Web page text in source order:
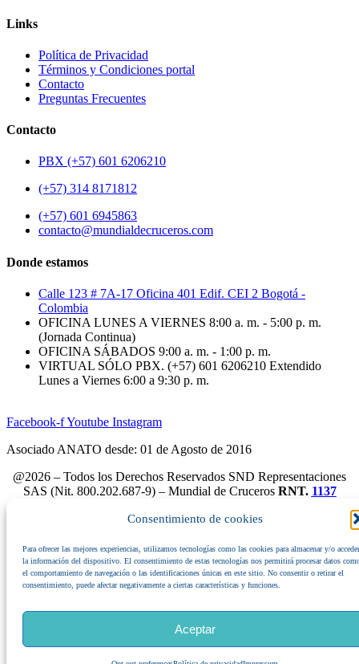
Consentimiento de cookies
Para ofrecer las mejores experiencias, utilizamos tecnologías como las cookies para almacenar y/o
la información del dispositivo. El consentimiento de estas tecnologías nos permitirá procesar datos
el comportamiento de navegación o las identificaciones únicas en este sitio. No consentir o retirar el
consentimiento, puede afectar negativamente a ciertas características y funciones.
Aceptar
Links
Política de Privacidad
Términos y Condiciones portal
Contacto
Preguntas Frecuentes
Contacto
PBX (+57) 601 6206210
(+57) 314 8171812
(+57) 601 6945863
contacto@mundialdecruceros.com
Donde estamos
Calle 123 # 7A-17 Oficina 401 Edif. CEI 2 Bogotá -
Colombia
OFICINA LUNES A VIERNES 8:00 a. m. - 5:00 p. m.
(Jornada Continua)
OFICINA SÁBADOS 9:00 a. m. - 1:00 p. m.
VIRTUAL SÓLO PBX. (+57) 601 6206210 Extendido
Lunes a Viernes 6:00 a 9:30 p. m.
Facebook-fYoutube Instagram
Asociado ANATO desde: 01 de Agosto de 2016
@2026 – Todos los Derechos Reservados SND Representaciones
SAS (Nit. 800.202.687-9) – Mundial de Cruceros RNT. 1137
Rechazamos y denunciamos cualquier forma de explotación sexual
y comercial de menores de edad (ESCNNA).»
Afiliados a ANATO